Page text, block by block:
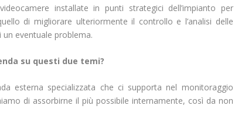
installate in punti strategici dell’impianto per
di migliorare ulteriormente il controllo e l’analisi delle
eventuale problema.
su questi due temi?
esterna specializzata che ci supporta nel monitoraggio
di assorbirne il più possibile internamente, così da non